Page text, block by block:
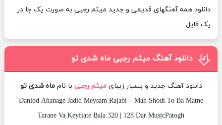
دانلود همه آهنگهای قدیمی و جدید میثم رجبی به صورت یک جا در
یک فایل
دانلود آهنگ میثم رجبی ماه شدی تو
دانلود آهنگ جدید و بسیار زیبایمیثم رجبی با نامماه شدی تو
Danlod Ahanage Jadid Meysam Rajabi – Mah Shodi To Ba Matne
Tarane Va Keyfiate Bala 320 | 128 Dar MusicPatogh